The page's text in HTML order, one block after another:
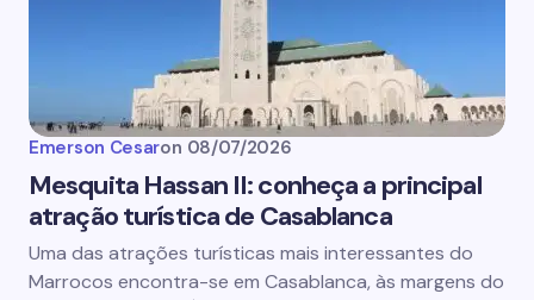
Emerson Cesaron 08/07/2026
Mesquita Hassan II: conheça a principal
atração turística de Casablanca
Uma das atrações turísticas mais interessantes do
Marrocos encontra-se em Casablanca, às margens do